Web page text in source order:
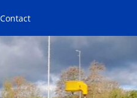
Contact